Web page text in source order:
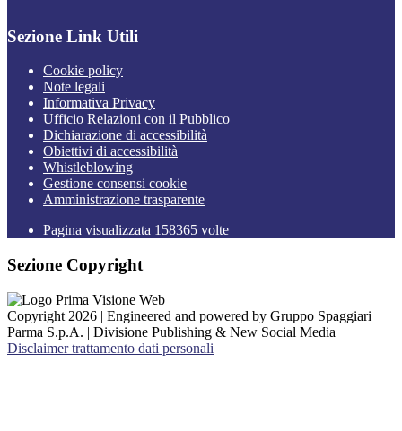
Sezione Link Utili
Cookie policy
Note legali
Informativa Privacy
Ufficio Relazioni con il Pubblico
Dichiarazione di accessibilità
Obiettivi di accessibilità
Whistleblowing
Gestione consensi cookie
Amministrazione trasparente
Pagina visualizzata 158365 volte
Sezione Copyright
Copyright 2026 | Engineered and powered by Gruppo Spaggiari
Parma S.p.A. | Divisione Publishing & New Social Media
Disclaimer trattamento dati personali